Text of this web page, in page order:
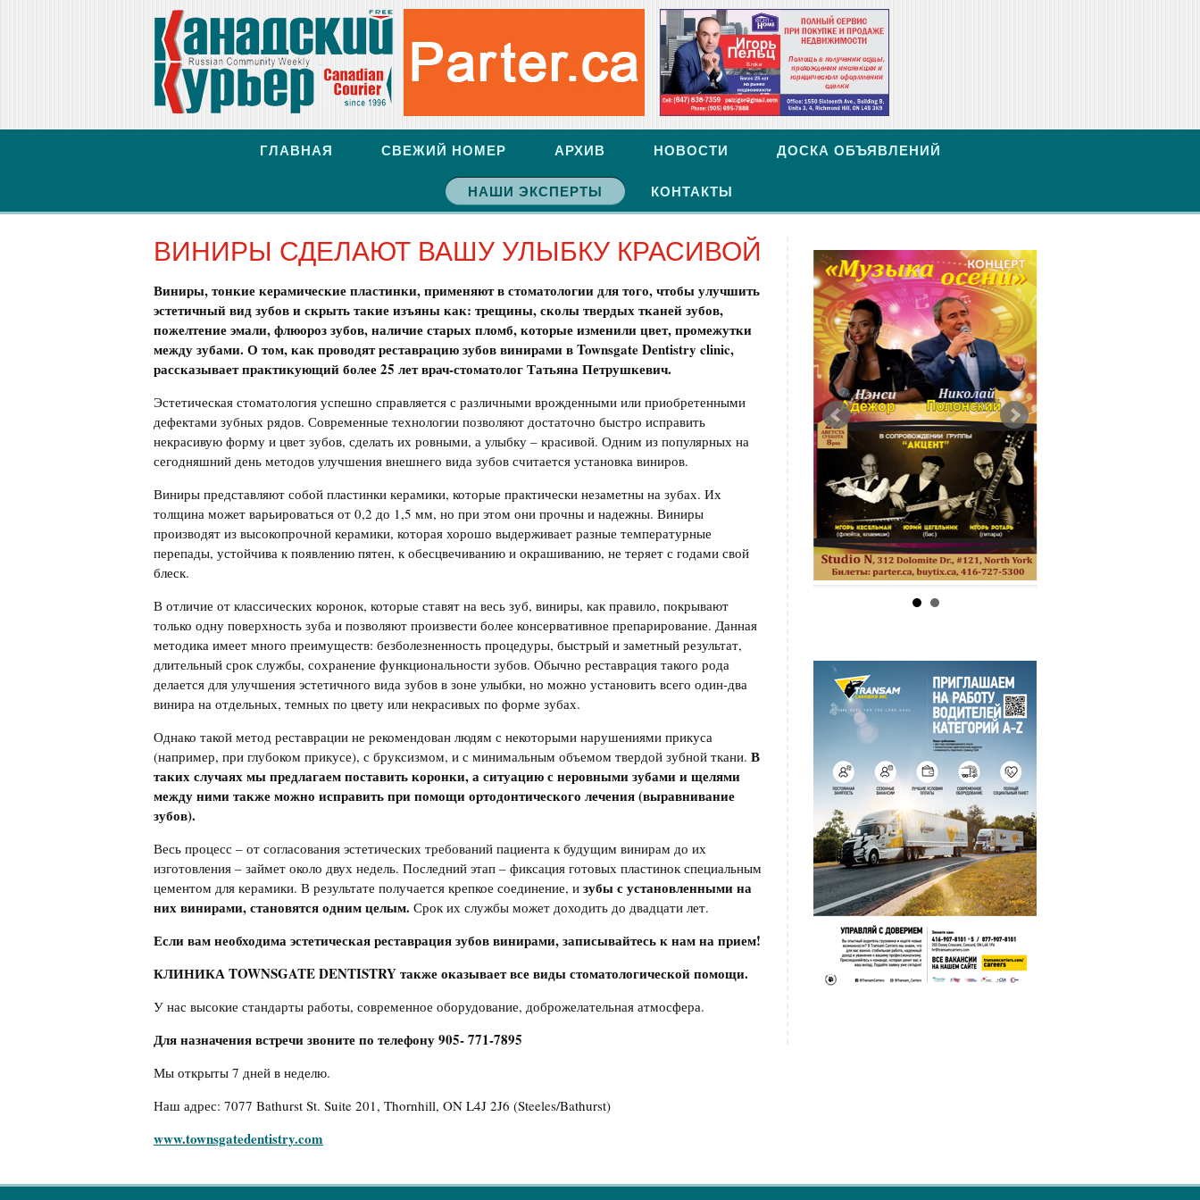
ГЛАВНАЯ СВЕЖИЙ НОМЕР АРХИВ НОВОСТИ ДОСКА ОБЪЯВЛЕНИЙ
НАШИ ЭКСПЕРТЫ КОНТАКТЫ
ВИНИРЫ СДЕЛАЮТ ВАШУ УЛЫБКУ КРАСИВОЙ
Виниры, тонкие керамические пластинки, применяют в стоматологии для того, чтобы улучшить
эстетичный вид зубов и скрыть такие изъяны как: трещины, сколы твердых тканей зубов,
пожелтение эмали, флюороз зубов, наличие старых пломб, которые изменили цвет, промежутки
между зубами. О том, как проводят реставрацию зубов винирами в Townsgate Dentistry clinic,
рассказывает практикующий более 25 лет врач-стоматолог Татьяна Петрушкевич.
Эстетическая стоматология успешно справляется с различными врожденными или приобретенными
дефектами зубных рядов. Современные технологии позволяют достаточно быстро исправить
некрасивую форму и цвет зубов, сделать их ровными, а улыбку – красивой. Одним из популярных на
сегодняшний день методов улучшения внешнего вида зубов считается установка виниров.
Виниры представляют собой пластинки керамики, которые практически незаметны на зубах. Их
толщина может варьироваться от 0,2 до 1,5 мм, но при этом они прочны и надежны. Виниры
производят из высокопрочной керамики, которая хорошо выдерживает разные температурные
перепады, устойчива к появлению пятен, к обесцвечиванию и окрашиванию, не теряет с годами свой
блеск.
В отличие от классических коронок, которые ставят на весь зуб, виниры, как правило, покрывают
только одну поверхность зуба и позволяют произвести более консервативное препарирование. Данная
методика имеет много преимуществ: безболезненность процедуры, быстрый и заметный результат,
длительный срок службы, сохранение функциональности зубов. Обычно реставрация такого рода
делается для улучшения эстетичного вида зубов в зоне улыбки, но можно установить всего один-два
винира на отдельных, темных по цвету или некрасивых по форме зубах.
Однако такой метод реставрации не рекомендован людям с некоторыми нарушениями прикуса
(например, при глубоком прикусе), с бруксизмом, и с минимальным объемом твердой зубной ткани. В
таких случаях мы предлагаем поставить коронки, а ситуацию с неровными зубами и щелями
между ними также можно исправить при помощи ортодонтического лечения (выравнивание
зубов).
Весь процесс – от согласования эстетических требований пациента к будущим винирам до их
изготовления – займет около двух недель. Последний этап – фиксация готовых пластинок специальным
цементом для керамики. В результате получается крепкое соединение, и зубы с установленными на
них винирами, становятся одним целым. Срок их службы может доходить до двадцати лет.
Если вам необходима эстетическая реставрация зубов винирами, записывайтесь к нам на прием!
КЛИНИКА TOWNSGATE DENTISTRY также оказывает все виды стоматологической помощи.
У нас высокие стандарты работы, современное оборудование, доброжелательная атмосфера.
Для назначения встречи звоните по телефону905- 771-7895
Мы открыты 7 дней в неделю.
Наш адрес: 7077 Bathurst St. Suite 201, Thornhill, ON L4J 2J6 (Steeles/Bathurst)
www.townsgatedentistry.com